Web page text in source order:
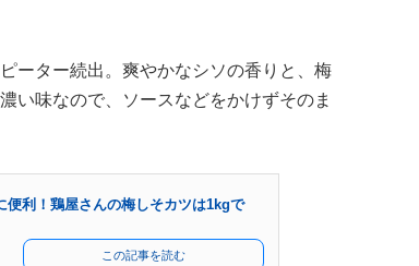
ーター続出。爽やかなシソの香りと、梅
い味なので、ソースなどをかけずそのま
便利！鶏屋さんの梅しそカツは1kgで
この記事を読む